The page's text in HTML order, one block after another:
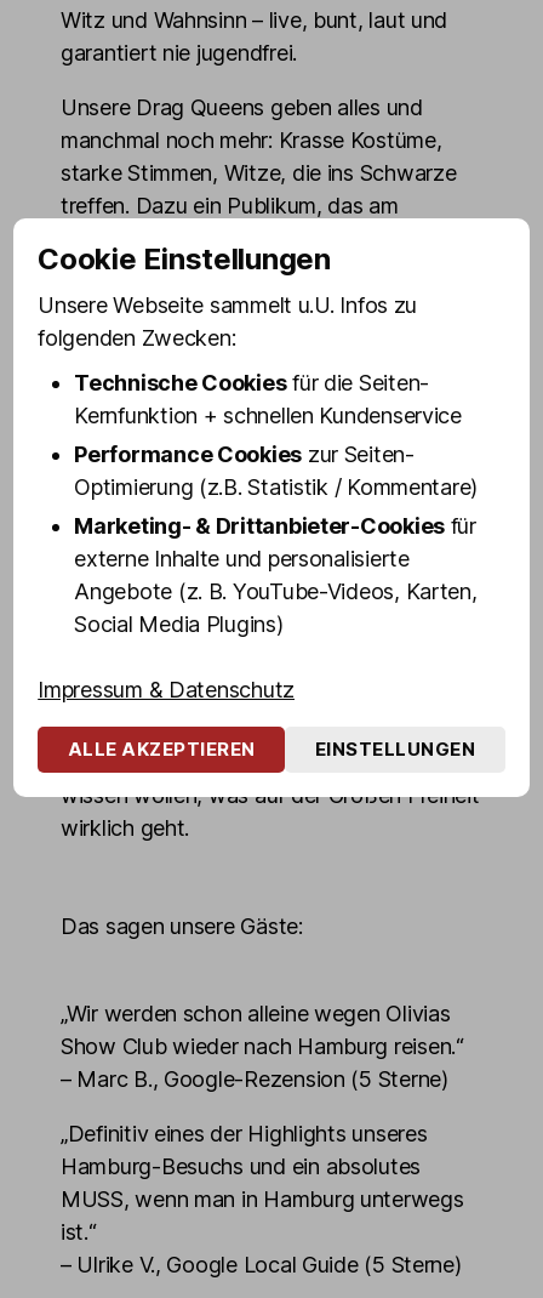
Witz und Wahnsinn – live, bunt, laut und
garantiert nie jugendfrei.
Unsere Drag Queens geben alles und
manchmal noch mehr: Krasse Kostüme,
starke Stimmen, Witze, die ins Schwarze
treffen. Dazu ein Publikum, das am
Drinnen ist es kuschelig aber klimatisiert,
die Luft knistert trotzdem ordentlich, und
die Bühne ist so nah, dass man wirklich
sagen kann: Olivias Drag Queens sind
sozusagen Stars zum Anfassen.
Das Ambiente ist anrüchig, glamourös und
zu hundert Prozent Reeperbahn, echt und
authentisch wie in den goldenen Kiez-
Jahren. Kein Wunder: Vor unseren Zeiten
feierten hier schon die Beatles und das
Motto bis heute: Gäste voll, Gläser leer und
die Stimmung – unbezahlbar. Die Shows in
Olivias Show Club sind Pflicht für alle, die
wissen wollen, was auf der Großen Freiheit
wirklich geht.
Das sagen unsere Gäste:
„Wir werden schon alleine wegen Olivias
Show Club wieder nach Hamburg reisen.“
– Marc B., Google-Rezension (5 Sterne)
„Definitiv eines der Highlights unseres
Hamburg-Besuchs und ein absolutes
MUSS, wenn man in Hamburg unterwegs
ist.“
– Ulrike V., Google Local Guide (5 Sterne)
Cookie Einstellungen
Unsere Webseite sammelt u.U. Infos zu
folgenden Zwecken:
Technische Cookiesfür die Seiten-
Kernfunktion + schnellen Kundenservice
Performance Cookies zur Seiten-
Optimierung (z.B. Statistik / Kommentare)
Marketing- & Drittanbieter-Cookies für
externe Inhalte und personalisierte
Angebote (z. B. YouTube-Videos, Karten,
Social Media Plugins)
Impressum & Datenschutz
ALLE AKZEPTIEREN EINSTELLUNGEN